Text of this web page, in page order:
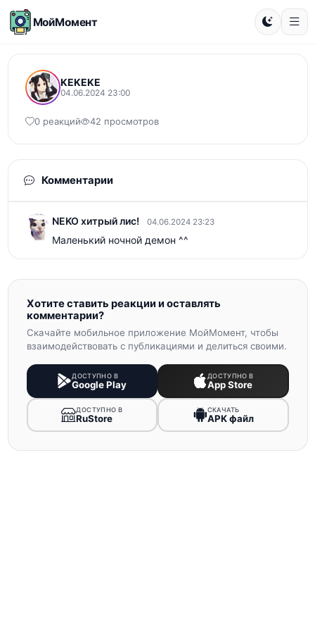
МойМомент
KEKEKE
04.06.2024 23:00
0 реакций 42 просмотров
Комментарии
NEKO хитрый лис! 04.06.2024 23:23
Маленький ночной демон ^^
Хотите ставить реакции и оставлять
комментарии?
Скачайте мобильное приложение МойМомент, чтобы
взаимодействовать с публикациями и делиться своими.
ДОСТУПНО В
Google Play
ДОСТУПНО В
App Store
ДОСТУПНО В
RuStore
СКАЧАТЬ
APK файл